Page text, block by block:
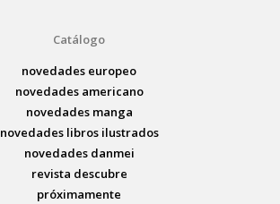
Catálogo
novedades europeo
novedades americano
novedades manga
novedades libros ilustrados
novedades danmei
revista descubre
próximamente